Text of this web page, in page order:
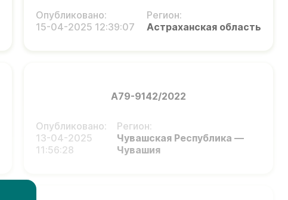
Опубликовано:
15-04-2025 12:39:07
Регион:
Астраханская область
А79-9142/2022
Опубликовано:
13-04-2025
11:56:28
Регион:
Чувашская Республика —
Чувашия